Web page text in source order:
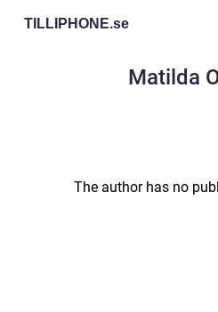
TILLIPHONE.se
Matilda
The author has no